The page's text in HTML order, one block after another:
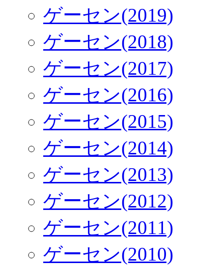
ゲーセン(2019)
ゲーセン(2018)
ゲーセン(2017)
ゲーセン(2016)
ゲーセン(2015)
ゲーセン(2014)
ゲーセン(2013)
ゲーセン(2012)
ゲーセン(2011)
ゲーセン(2010)